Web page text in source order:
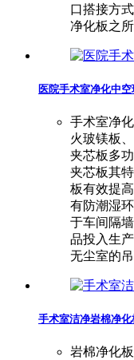
口搭接方
净化板之
医院手术室净化中空
手术室净
火玻镁板
夹芯板多
夹芯板其
板有效提
有防潮湿
于车间隔
品投入生
无尘室的
手术室洁净岩棉净化
岩棉净化